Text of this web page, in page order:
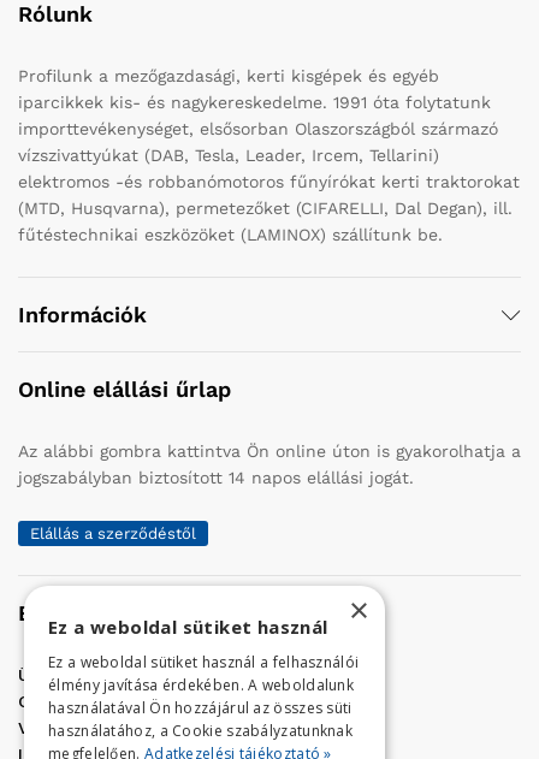
Rólunk
Profilunk a mezőgazdasági, kerti kisgépek és egyéb
iparcikkek kis- és nagykereskedelme. 1991 óta folytatunk
importtevékenységet, elsősorban Olaszországból származó
vízszivattyúkat (DAB, Tesla, Leader, Ircem, Tellarini)
elektromos -és robbanómotoros fűnyírókat kerti traktorokat
(MTD, Husqvarna), permetezőket (CIFARELLI, Dal Degan), ill.
fűtéstechnikai eszközöket (LAMINOX) szállítunk be.
Információk
Online elállási űrlap
Az alábbi gombra kattintva Ön online úton is gyakorolhatja a
jogszabályban biztosított 14 napos elállási jogát.
Elállás a szerződéstől
Elérhetőség
Üzletünk címe:
Szolnok, Vércse út 17.
Golf Center Áruház:06 (56) 423-324
VÁR-Kert Áruház: 06 (56) 429-771
Iroda:06 (56) 421-857
×
Ez a weboldal sütiket használ
Ez a weboldal sütiket használ a felhasználói
élmény javítása érdekében. A weboldalunk
használatával Ön hozzájárul az összes süti
használatához, a Cookie szabályzatunknak
megfelelően. Adatkezelési tájékoztató »